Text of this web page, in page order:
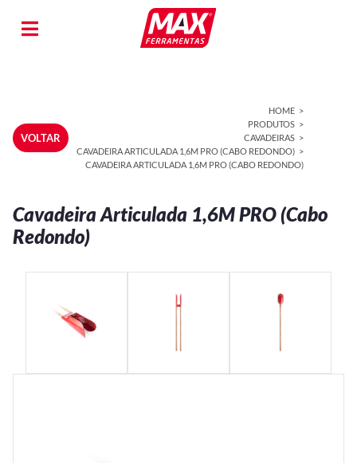
VOLTAR
HOME
PRODUTOS
CAVADEIRAS
CAVADEIRA ARTICULADA 1,6M PRO (CABO REDONDO)
CAVADEIRA ARTICULADA 1,6M PRO (CABO REDONDO)
Cavadeira Articulada 1,6M PRO (Cabo
Redondo)